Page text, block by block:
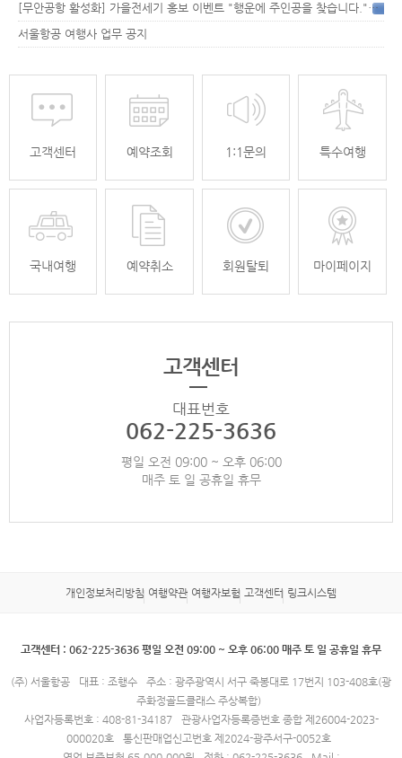
[무안공항 활성화] 가을전세기 홍보 이벤트 "행운에 주인공을 찾습니다."33
서울항공 여행사 업무 공지
고객센터 예약조회 1:1문의 특수여행
국내여행 예약취소 회원탈퇴 마이페이지
고객센터
대표번호
062-225-3636
평일 오전 09:00 ~ 오후 06:00
매주 토 일 공휴일 휴무
개인정보처리방침 여행약관 여행자보험 고객센터 링크시스템
고객센터 : 062-225-3636 평일 오전 09:00 ~ 오후 06:00 매주 토 일 공휴일 휴무
(주) 서울항공 대표 : 조행수
주소 : 광주광역시 서구 죽봉대로 17번지 103-408호(광
주화정골드클래스 주상복합)
사업자등록번호 : 408-81-34187
관광사업자등록증번호 종합 제26004-2023-
000020호
통신판매업신고번호 제2024-광주서구-0052호